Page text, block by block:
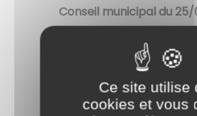
Conseil municipal du
Retrouvez ici les
prises lors du conseil
mardi 25/03/2025 ainsi
Procès verbal du
conseil municipal, du 18/
adopté le 25/03/2025 ...
Ce site utilise
cookies et vous